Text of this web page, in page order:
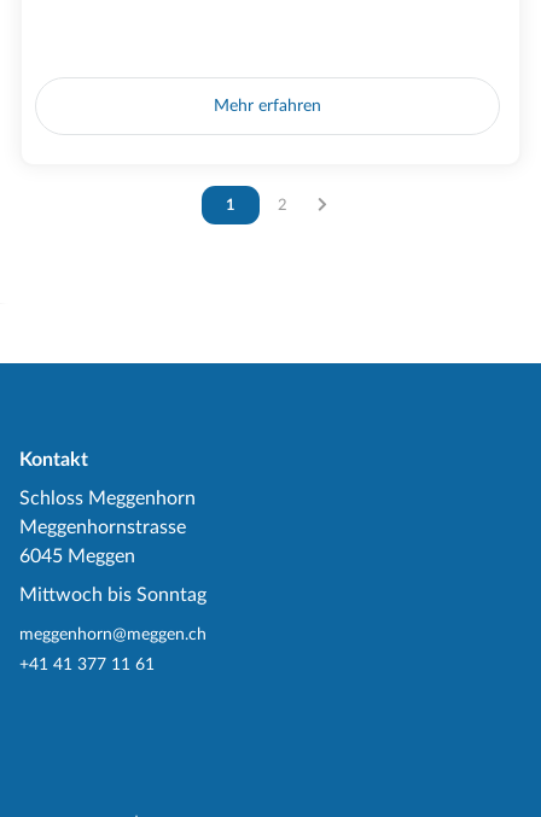
Mehr erfahren
Vous êtes sur la page
1 Vous êtes sur la page
2
Kontakt
Schloss Meggenhorn
Meggenhornstrasse
6045 Meggen
Mittwoch bis Sonntag
meggenhorn@meggen.ch
+41 41 377 11 61